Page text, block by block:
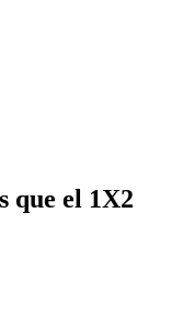
que el 1X2